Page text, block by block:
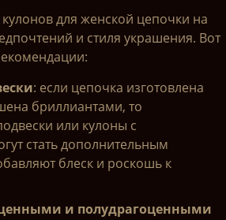
для женской цепочки на
и стиля украшения. Вот
: если цепочка изготовлена ​​
бриллиантами, то
или кулоны с
стать дополнительным
блеск и роскошь к
и полудрагоценными